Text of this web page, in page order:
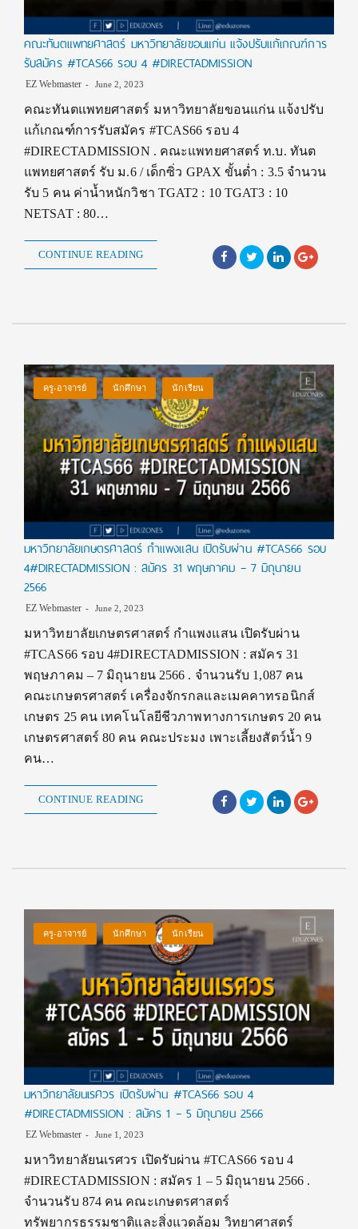
คณะทันตแพทยศาสตร์ มหาวิทยาลัยขอนแก่น แจ้งปรับแก้เกณฑ์การ
รับสมัคร #TCAS66 รอบ 4 #DIRECTADMISSION
EZ Webmaster June 2, 2023
คณะทันตแพทยศาสตร์ มหาวิทยาลัยขอนแก่น แจ้งปรับ
แก้เกณฑ์การรับสมัคร #TCAS66 รอบ 4
#DIRECTADMISSION . คณะแพทยศาสตร์ ท.บ. ทันต
แพทยศาสตร์ รับ ม.6 / เด็กซิ่ว GPAX ขั้นต่ำ : 3.5 จำนวน
รับ 5 คน ค่าน้ำหนักวิชา TGAT2 : 10 TGAT3 : 10
NETSAT : 80…
CONTINUE READING
ครู-อาจารย์ นักศึกษา นักเรียน
มหาวิทยาลัยเกษตรศาสตร์ กำแพงแสน เปิดรับผ่าน #TCAS66 รอบ
4#DIRECTADMISSION : สมัคร 31 พฤษภาคม – 7 มิถุนายน
2566
EZ Webmaster June 2, 2023
มหาวิทยาลัยเกษตรศาสตร์ กำแพงแสน เปิดรับผ่าน
#TCAS66 รอบ 4#DIRECTADMISSION : สมัคร 31
พฤษภาคม – 7 มิถุนายน 2566 . จำนวนรับ 1,087 คน
คณะเกษตรศาสตร์ เครื่องจักรกลและเมคคาทรอนิกส์
เกษตร 25 คน เทคโนโลยีชีวภาพทางการเกษตร 20 คน
เกษตรศาสตร์ 80 คน คณะประมง เพาะเลี้ยงสัตว์น้ำ 9
คน…
CONTINUE READING
ครู-อาจารย์ นักศึกษา นักเรียน
มหาวิทยาลัยนเรศวร เปิดรับผ่าน #TCAS66 รอบ 4
#DIRECTADMISSION : สมัคร 1 – 5 มิถุนายน 2566
EZ Webmaster June 1, 2023
มหาวิทยาลัยนเรศวร เปิดรับผ่าน #TCAS66 รอบ 4
#DIRECTADMISSION : สมัคร 1 – 5 มิถุนายน 2566 .
จำนวนรับ 874 คน คณะเกษตรศาสตร์
ทรัพยากรธรรมชาติและสิ่งแวดล้อม วิทยาศาสตร์